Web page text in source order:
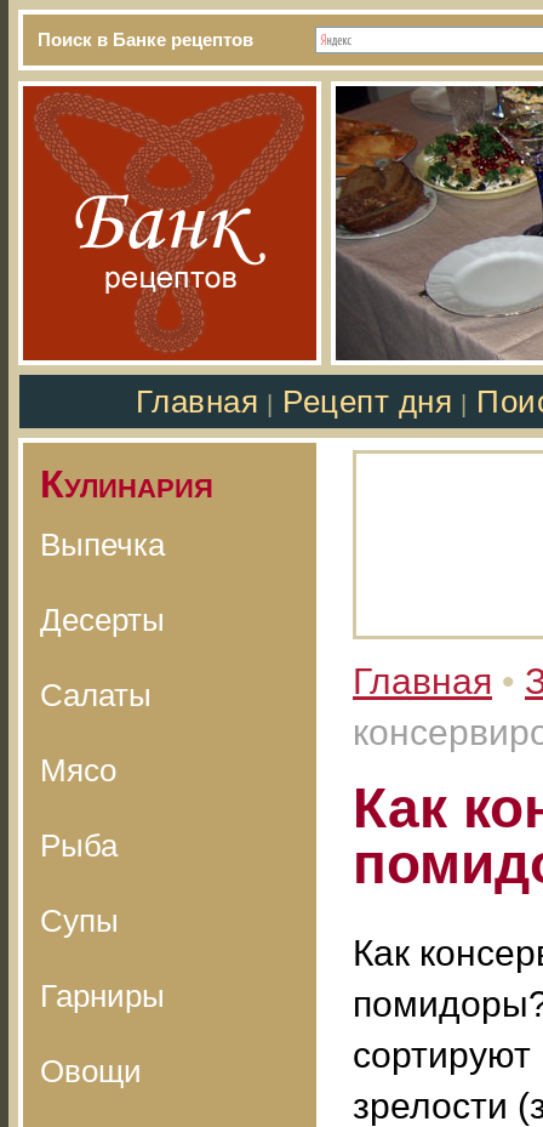
Поиск в Банке рецептов
Главная Рецепт дня
Кулинария
Выпечка
Десерты
Салаты
Мясо
Рыба
Супы
Гарниры
Овощи
Главная •
Как
Как
сортируют
зрелости